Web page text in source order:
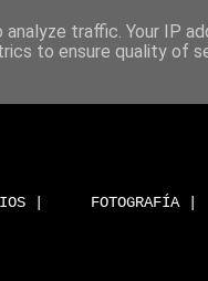
| FOTOGRAFÍA |
traffic. Your IP
to ensure quality of